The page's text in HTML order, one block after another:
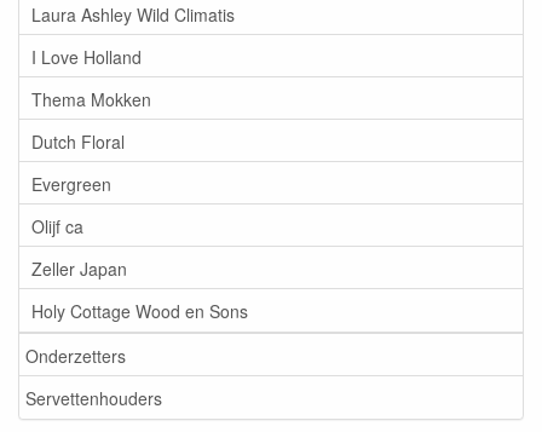
Laura Ashley Wild Climatis
I Love Holland
Thema Mokken
Dutch Floral
Evergreen
Olijf ca
Zeller Japan
Holy Cottage Wood en Sons
Onderzetters
Servettenhouders